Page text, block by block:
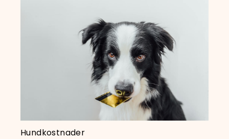
Hundkostnader